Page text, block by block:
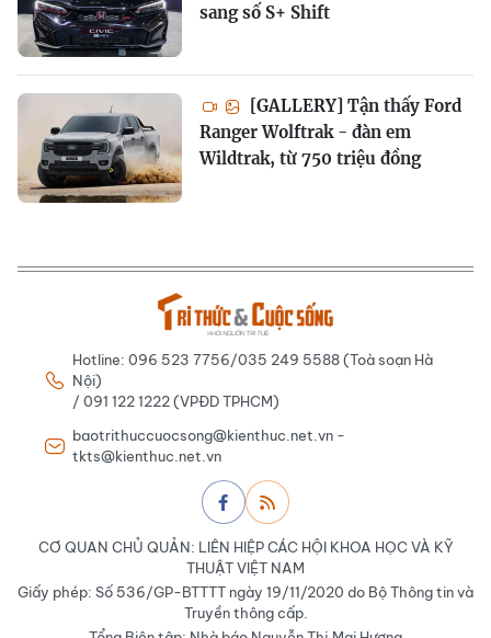
sang số S+ Shift
[GALLERY] Tận thấy Ford
Ranger Wolftrak - đàn em
Wildtrak, từ 750 triệu đồng
Hotline: 096 523 7756/035 249 5588 (Toà soạn Hà
Nội)
/ 091 122 1222 (VPĐD TPHCM)
baotrithuccuocsong@kienthuc.net.vn -
tkts@kienthuc.net.vn
CƠ QUAN CHỦ QUẢN: LIÊN HIỆP CÁC HỘI KHOA HỌC VÀ KỸ
THUẬT VIỆT NAM
Giấy phép: Số 536/GP-BTTTT ngày 19/11/2020 do Bộ Thông tin và
Truyền thông cấp.